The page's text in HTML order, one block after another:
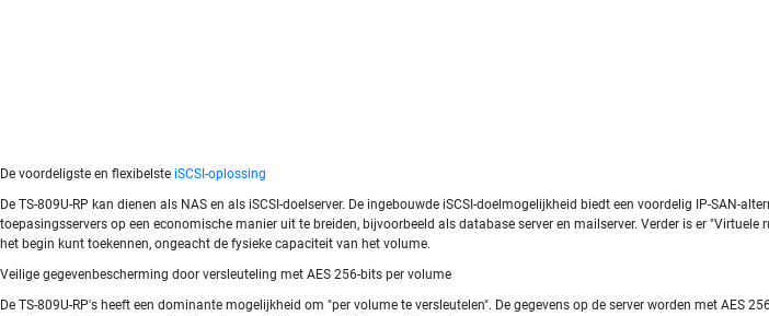
De voordeligste en flexibelste iSCSI-oplossing
De TS-809U-RP kan dienen als NAS en als iSCSI-doelserver. De ingebouwde iSCSI-doelmogelijkheid biedt een voordelig IP-
toepasingsservers op een economische manier uit te breiden, bijvoorbeeld als database server en mailserver. Verder is er
het begin kunt toekennen, ongeacht de fysieke capaciteit van het volume.
Veilige gegevenbescherming door versleuteling met AES 256-bits per volume
De TS-809U-RP's heeft een dominante mogelijkheid om "per volume te versleutelen". De gegevens op de server worden met AES